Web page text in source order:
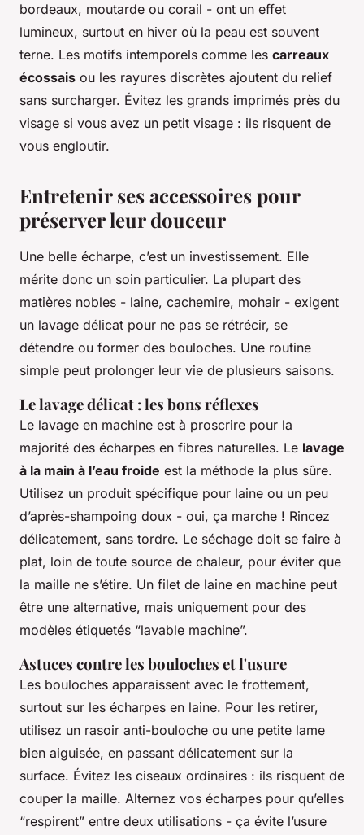
bordeaux, moutarde ou corail - ont un effet
lumineux, surtout en hiver où la peau est souvent
terne. Les motifs intemporels comme les carreaux
écossais ou les rayures discrètes ajoutent du relief
sans surcharger. Évitez les grands imprimés près du
visage si vous avez un petit visage : ils risquent de
vous engloutir.
Entretenir ses accessoires pour
préserver leur douceur
Une belle écharpe, c’est un investissement. Elle
mérite donc un soin particulier. La plupart des
matières nobles - laine, cachemire, mohair - exigent
un lavage délicat pour ne pas se rétrécir, se
détendre ou former des bouloches. Une routine
simple peut prolonger leur vie de plusieurs saisons.
Le lavage délicat : les bons réflexes
Le lavage en machine est à proscrire pour la
majorité des écharpes en fibres naturelles. Le lavage
à la main à l’eau froide est la méthode la plus sûre.
Utilisez un produit spécifique pour laine ou un peu
d’après-shampoing doux - oui, ça marche ! Rincez
délicatement, sans tordre. Le séchage doit se faire à
plat, loin de toute source de chaleur, pour éviter que
la maille ne s’étire. Un filet de laine en machine peut
être une alternative, mais uniquement pour des
modèles étiquetés “lavable machine”.
Astuces contre les bouloches et l'usure
Les bouloches apparaissent avec le frottement,
surtout sur les écharpes en laine. Pour les retirer,
utilisez un rasoir anti-bouloche ou une petite lame
bien aiguisée, en passant délicatement sur la
surface. Évitez les ciseaux ordinaires : ils risquent de
couper la maille. Alternez vos écharpes pour qu’elles
“respirent” entre deux utilisations - ça évite l’usure